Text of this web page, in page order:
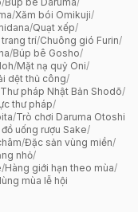
/Xăm bói Omikuji/
/Quạt xếp/
trí/Chuông gió Furin/
/Búp bê Gosho/
/Mặt nạ quỷ Oni/
dệt thủ công/
Thư pháp Nhật Bản Shodō/
thư pháp/
/Trò chơi Daruma Otoshi
đồ uống rượu Sake/
/Đặc sản vùng miền/
nhỏ/
/Hàng giới hạn theo mùa/
mùa lễ hội